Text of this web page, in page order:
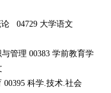
论 04729 大学语文
管理 00383 学前教育学
00395 科学.技术.社会